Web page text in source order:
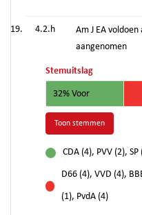
4.2.h
Am J EA
aangenomen
Stemuitslag
32% Voor
Toon stemmen
CDA (4), PVV (2),
tegen
D66 (4), VVD (4),
(1), PvdA (4)